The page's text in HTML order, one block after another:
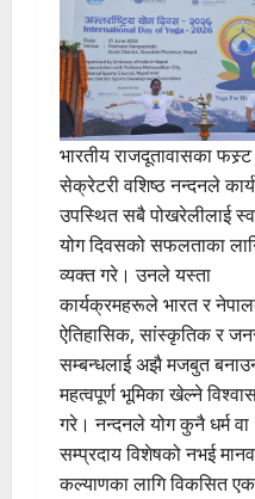
भारतीय राजदूतावासका फस्र्ट
सेक्रेटरी वशिष्ठ नन्दनले
उपस्थित सबै पोखरेलीलाई
योग दिवसको सफलताका
व्यक्त गरे। उनले यस्ता
कार्यक्रमहरूले भारत र
ऐतिहासिक, सांस्कृतिक र
सम्बन्धलाई अझै मजबुत
महत्वपूर्ण भूमिका खेल्ने
गरे। नन्दनले योग कुनै धर्म वा
सम्प्रदाय विशेषको नभई मानव
कल्याणका लागि विकसित एक